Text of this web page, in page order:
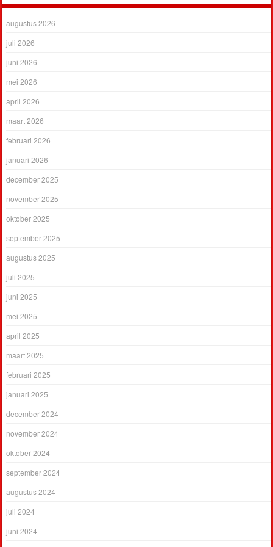
augustus 2026
juli 2026
juni 2026
mei 2026
april 2026
maart 2026
februari 2026
januari 2026
december 2025
november 2025
oktober 2025
september 2025
augustus 2025
juli 2025
juni 2025
mei 2025
april 2025
maart 2025
februari 2025
januari 2025
december 2024
november 2024
oktober 2024
september 2024
augustus 2024
juli 2024
juni 2024